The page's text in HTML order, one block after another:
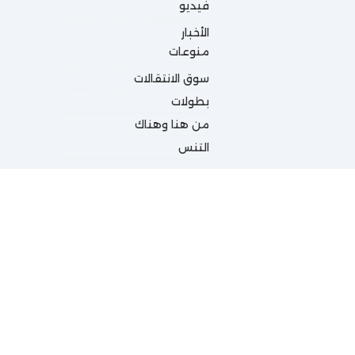
فيديو
الأخبار
منوعات
سوق الانتقالات
بطولات
من هنا وهناك
التنس